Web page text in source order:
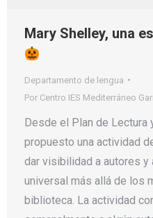
Mary Shelley, una
Departamento de lengua
Por Centro IES Mediterráneo
Desde el Plan de Lectura
propuesto una actividad
dar visibilidad a autores y
universal más allá de los
biblioteca. La actividad